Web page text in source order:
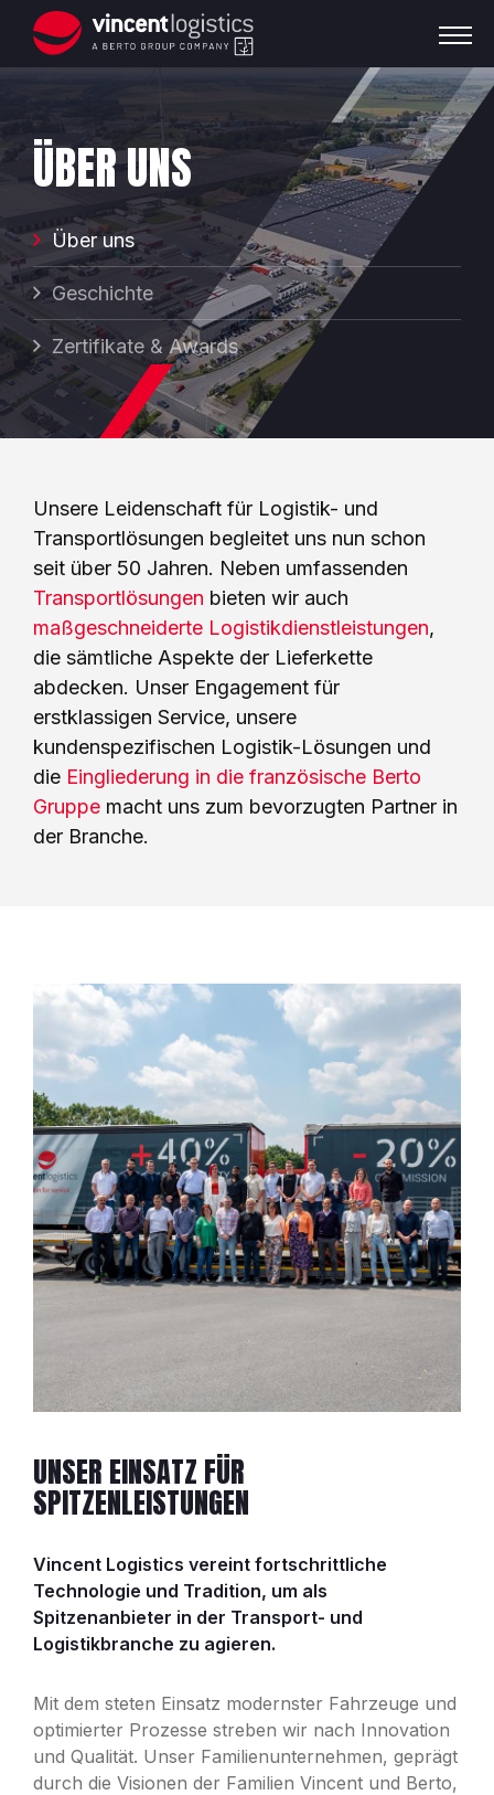
ÜBER UNS
Über uns
Geschichte
Zertifikate & Awards
Unsere Leidenschaft für Logistik- und
Transportlösungen begleitet uns nun schon
seit über 50 Jahren. Neben umfassenden
Transportlösungen bieten wir auch
maßgeschneiderte Logistikdienstleistungen,
die sämtliche Aspekte der Lieferkette
abdecken. Unser Engagement für
erstklassigen Service, unsere
kundenspezifischen Logistik-Lösungen und
die Eingliederung in die französische Berto
Gruppe macht uns zum bevorzugten Partner in
der Branche.
UNSER EINSATZ FÜR
SPITZENLEISTUNGEN
Vincent Logistics vereint fortschrittliche
Technologie und Tradition, um als
Spitzenanbieter in der Transport- und
Logistikbranche zu agieren.
Mit dem steten Einsatz modernster Fahrzeuge und
optimierter Prozesse streben wir nach Innovation
und Qualität. Unser Familienunternehmen, geprägt
durch die Visionen der Familien Vincent und Berto,